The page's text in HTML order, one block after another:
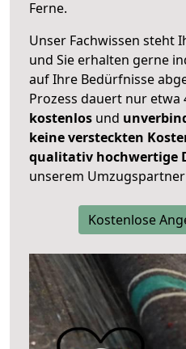
Ferne.
Unser Fachwissen steht
und Sie erhalten gerne
auf Ihre Bedürfnisse
Prozess dauert nur
kostenlos und
keine versteckten
qualitativ hochwertige
unserem
Kostenlose